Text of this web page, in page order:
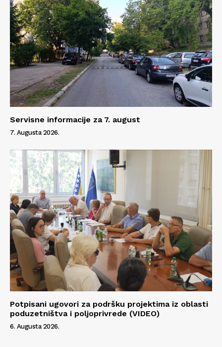
Servisne informacije za 7. august
7. Augusta 2026.
Potpisani ugovori za podršku projektima iz oblasti
poduzetništva i poljoprivrede (VIDEO)
6. Augusta 2026.